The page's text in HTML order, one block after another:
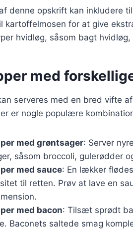
denne opskrift kan inkludere
kartoffelmosen for at give
hvidløg, såsom bagt
med
serveres med en bred vifte
er nogle populære
med grøntsager: Server
såsom broccoli, gulerødder
med sauce: En lækker
til retten. Prøv at lave en
med bacon: Tilsæt sprødt
Baconets saltede smag